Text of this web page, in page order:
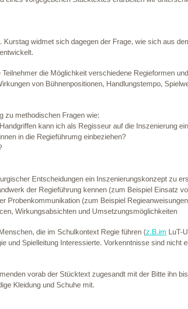
Kurstag widmet sich dagegen der Frage, wie sich aus
die Möglichkeit verschiedene Regieformen
von Bühnenpositionen, Handlungstempo,
zu methodischen Fragen wie:
kann ich als Regisseur auf die Inszenierung
in die Regieführumg einbeziehen?
Entscheidungen ein Inszenierungskonzept zu
der Regieführung kennen (zum Beispiel Einsatz
Probenkommunikation (zum Beispiel
Wirkungsabsichten und Umsetzungsmöglichkeiten
die im Schulkontext Regie führen (z.B.im LuT-
und Spielleitung Interessierte. Vorkenntnisse sind
vorab der Stücktext zugesandt mit der Bitte ihn
Kleidung und Schuhe mit.